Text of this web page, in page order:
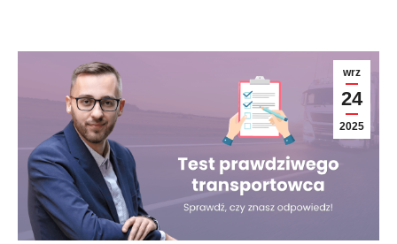
wrz
24
2025